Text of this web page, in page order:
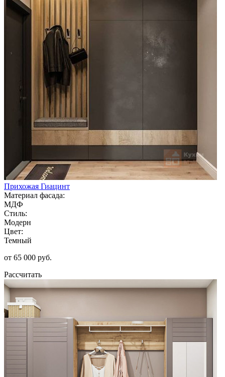
Прихожая Гиацинт
Материал фасада:
МДФ
Стиль:
Модерн
Цвет:
Темный
от 65 000 руб.
Рассчитать